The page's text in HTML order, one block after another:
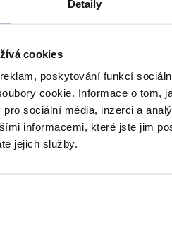
Detaily
cookies
poskytování funkcí
cookie. Informace o tom,
sociální média, inzerci a
informacemi, které jste jim
jejich služby.